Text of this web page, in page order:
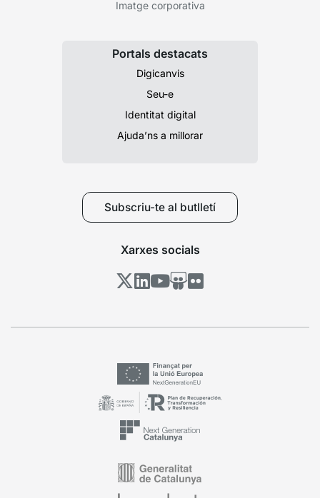
Imatge corporativa
Portals destacats
Digicanvis
Seu-e
Identitat digital
Ajuda’ns a millorar
Subscriu-te al butlletí
Xarxes socials